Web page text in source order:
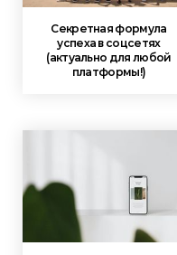
Секретная формула
успеха в соцсетях
(актуально для любой
платформы!)